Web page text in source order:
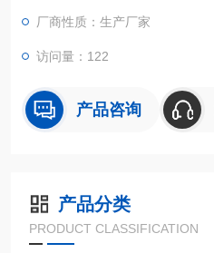
厂商性质：生产厂家
访问量：122
产品咨询
产品分类
PRODUCT CLASSIFICATION